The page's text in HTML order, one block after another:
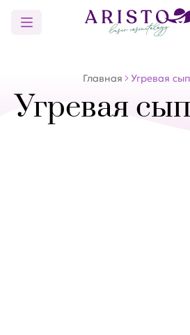
Главная Угревая
Угревая